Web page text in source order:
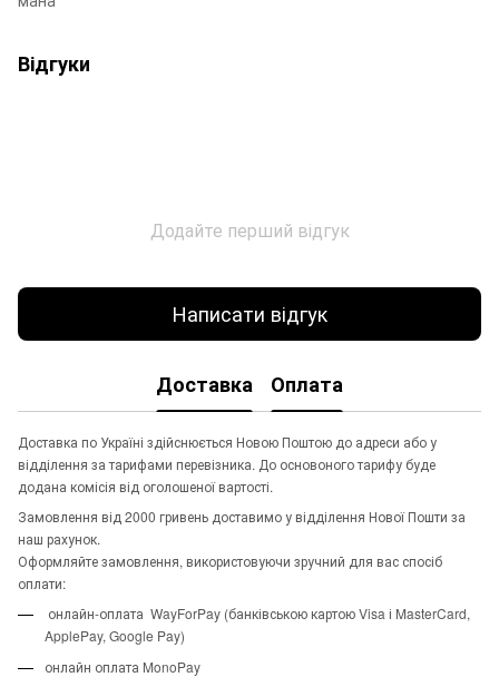
Відгуки
Додайте перший відгук
Написати відгук
Доставка Оплата
Доставка по Україні здійснюється Новою Поштою до адреси або у
відділення за тарифами перевізника. До основоного тарифу буде
додана комісія від оголошеної вартості.
Замовлення від 2000 гривень доставимо у відділення Нової Пошти за
наш рахунок.
Оформляйте замовлення, використовуючи зручний для вас спосіб
оплати:
онлайн-оплата WayForPay (банківською картою Visa і MasterCard,
ApplePay, Google Pay)
онлайн оплата MonoPay